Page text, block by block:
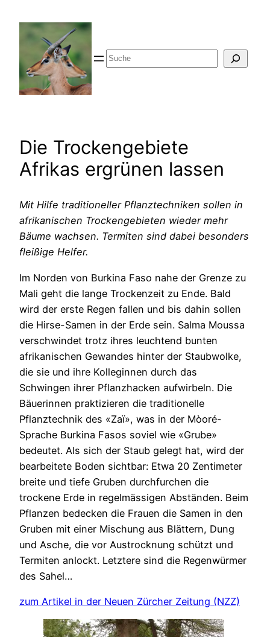
springen
Suche
Die Trockengebiete
Afrikas ergrünen lassen
Mit Hilfe traditioneller Pflanztechniken sollen in
afrikanischen Trockengebieten wieder mehr
Bäume wachsen. Termiten sind dabei besonders
fleißige Helfer.
Im Norden von Burkina Faso nahe der Grenze zu
Mali geht die lange Trockenzeit zu Ende. Bald
wird der erste Regen fallen und bis dahin sollen
die Hirse-Samen in der Erde sein. Salma Moussa
verschwindet trotz ihres leuchtend bunten
afrikanischen Gewandes hinter der Staubwolke,
die sie und ihre Kolleginnen durch das
Schwingen ihrer Pflanzhacken aufwirbeln. Die
Bäuerinnen praktizieren die traditionelle
Pflanztechnik des «Zaï», was in der Mòoré-
Sprache Burkina Fasos soviel wie «Grube»
bedeutet. Als sich der Staub gelegt hat, wird der
bearbeitete Boden sichtbar: Etwa 20 Zentimeter
breite und tiefe Gruben durchfurchen die
trockene Erde in regelmässigen Abständen. Beim
Pflanzen bedecken die Frauen die Samen in den
Gruben mit einer Mischung aus Blättern, Dung
und Asche, die vor Austrocknung schützt und
Termiten anlockt. Letztere sind die Regenwürmer
des Sahel…
zum Artikel in der Neuen Zürcher Zeitung (NZZ)